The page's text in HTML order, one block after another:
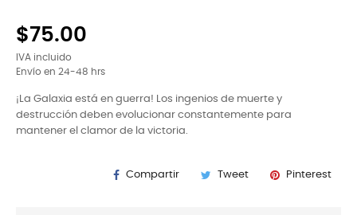
$75.00
IVA incluido
Envío en 24-48 hrs
¡La Galaxia está en guerra! Los ingenios de muerte y
destrucción deben evolucionar constantemente para
mantener el clamor de la victoria.
Compartir Tweet Pinterest